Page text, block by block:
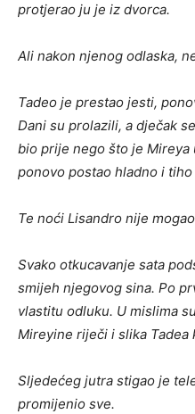
protjerao ju je iz dvorca.
Ali nakon njenog odlaska,
Tadeo je prestao jesti,
Dani su prolazili, a dječak
bio prije nego što je Mireya
ponovo postao hladno i
Te noći Lisandro nije
Svako otkucavanje sata
smijeh njegovog sina. Po
vlastitu odluku. U mislima
Mireyine riječi i slika Tadea
Sljedećeg jutra stigao je
promijenio sve.